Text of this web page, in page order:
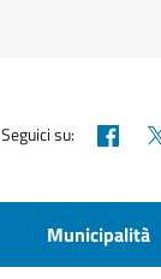
Seguici su:
Municipalità